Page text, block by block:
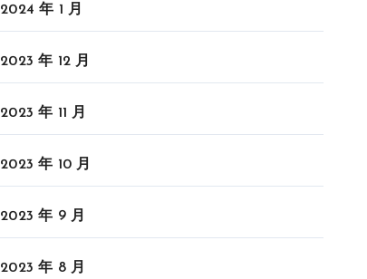
2024 年 1 月
2023 年 12 月
2023 年 11 月
2023 年 10 月
2023 年 9 月
2023 年 8 月